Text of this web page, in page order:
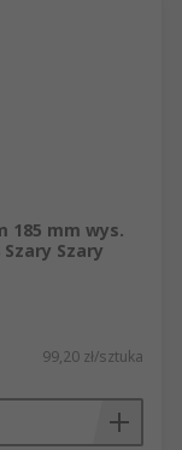
185 mm wys.
Szary Szary
99,20 zł/sztuka